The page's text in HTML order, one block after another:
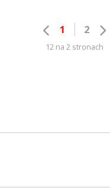
1 2
12 na 2 stronach